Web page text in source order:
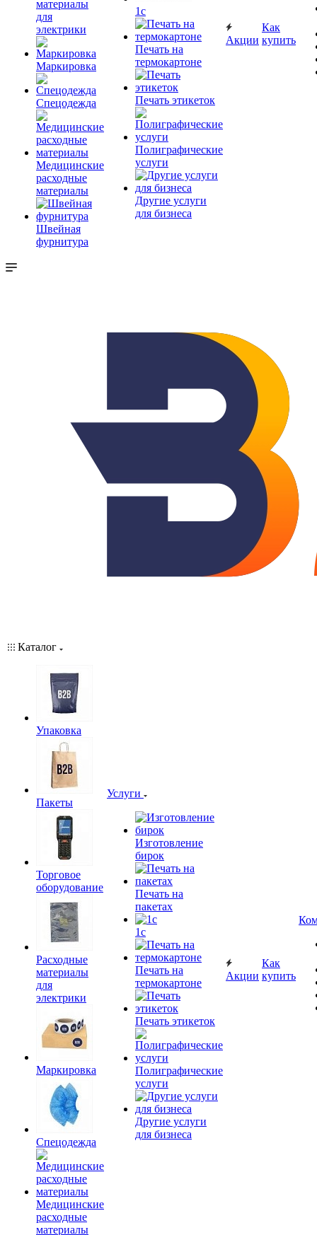
материалы
для
электрики
Маркировка
Спецодежда
Медицинские
расходные
материалы
Швейная
фурнитура
1c
Печать на
термокартоне
Печать этикеток
Полиграфические
услуги
Другие услуги
для бизнеса
Акции
Как
купить
Каталог
Упаковка
Пакеты
Торговое
оборудование
Расходные
материалы
для
электрики
Маркировка
Спецодежда
Медицинские
расходные
материалы
Услуги
Изготовление
бирок
Печать на
пакетах
1c
Печать на
термокартоне
Печать этикеток
Полиграфические
услуги
Другие услуги
для бизнеса
Акции
Как
купить